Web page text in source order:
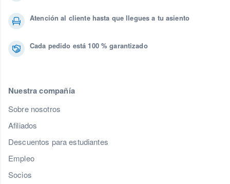
Atención al cliente hasta que llegues a tu asiento
Cada pedido está 100 % garantizado
Nuestra compañía
Sobre nosotros
Afiliados
Descuentos para estudiantes
Empleo
Socios